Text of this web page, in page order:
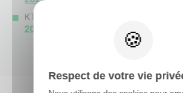
KTM EXC 300 :
2021
Respect de votre vie